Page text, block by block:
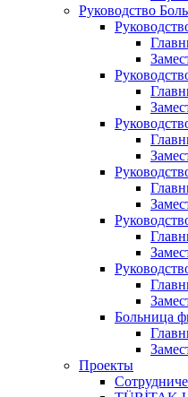
Руководство
Больница
Проекты